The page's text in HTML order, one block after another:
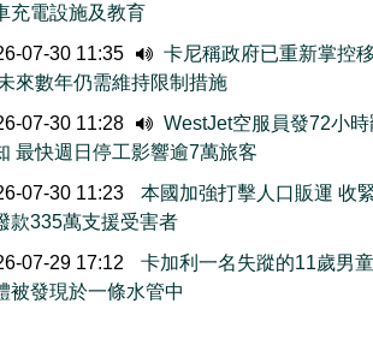
充電設施及教育
07-30 11:35
卡尼稱政府已重新掌控
來數年仍需維持限制措施
07-30 11:28
WestJet空服員發72小
最快週日停工影響逾7萬旅客
07-30 11:23
本國加強打擊人口販運 收
款335萬支援受害者
07-29 17:12
卡加利一名失蹤的11歲男
被發現於一條水管中